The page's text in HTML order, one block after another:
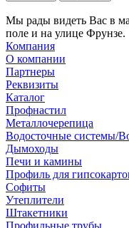
Мы рады видеть Вас в
поле и на улице Фрунзе.
Компания
О компании
Партнеры
Реквизиты
Каталог
Профнастил
Металлочерепица
Водосточные системы/
Дымоходы
Печи и камины
Профиль для
Софиты
Утеплители
Штакетники
Профильные трубы